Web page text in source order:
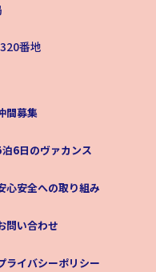
番地
間募集
6日のヴァカンス
心安全への取り組み
問い合わせ
ライバシーポリシー